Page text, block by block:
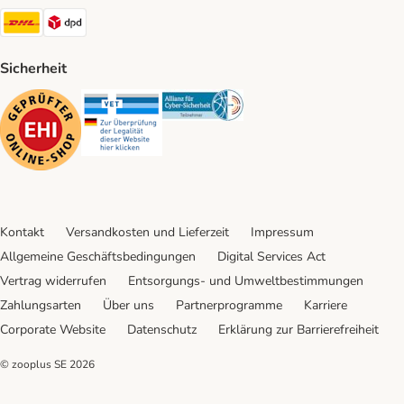
DHL Shipping Method
Sicherheit
Security Security Security
Kontakt Versandkosten und Lieferzeit
Impressum
Allgemeine Geschäftsbedingungen
Digital Services Act
Vertrag widerrufen
Entsorgungs- und Umweltbestimmungen
Zahlungsarten
Über uns Partnerprogramme
Karriere
Corporate Website
Datenschutz Erklärung zur Barrierefreiheit
© zooplus SE 2026